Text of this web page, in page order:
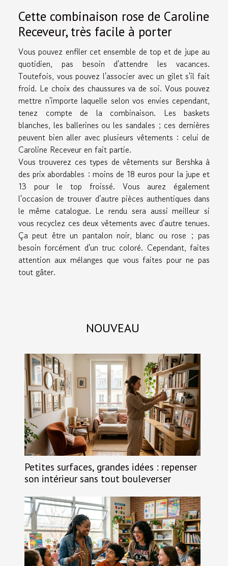
Cette combinaison rose de Caroline
Receveur, très facile à porter
Vous pouvez enfiler cet ensemble de top et de jupe au
quotidien, pas besoin d'attendre les vacances.
Toutefois, vous pouvez l'associer avec un gilet s'il fait
froid. Le choix des chaussures va de soi. Vous pouvez
mettre n'importe laquelle selon vos envies cependant,
tenez compte de la combinaison. Les baskets
blanches, les ballerines ou les sandales ; ces dernières
peuvent bien aller avec plusieurs vêtements : celui de
Caroline Receveur en fait partie.
Vous trouverez ces types de vêtements sur Bershka à
des prix abordables : moins de 18 euros pour la jupe et
13 pour le top froissé. Vous aurez également
l'occasion de trouver d'autre pièces authentiques dans
le même catalogue. Le rendu sera aussi meilleur si
vous recyclez ces deux vêtements avec d'autre tenues.
Ça peut être un pantalon noir, blanc ou rose ; pas
besoin forcément d'un truc coloré. Cependant, faites
attention aux mélanges que vous faites pour ne pas
tout gâter.
NOUVEAU
Petites surfaces, grandes idées : repenser
son intérieur sans tout bouleverser